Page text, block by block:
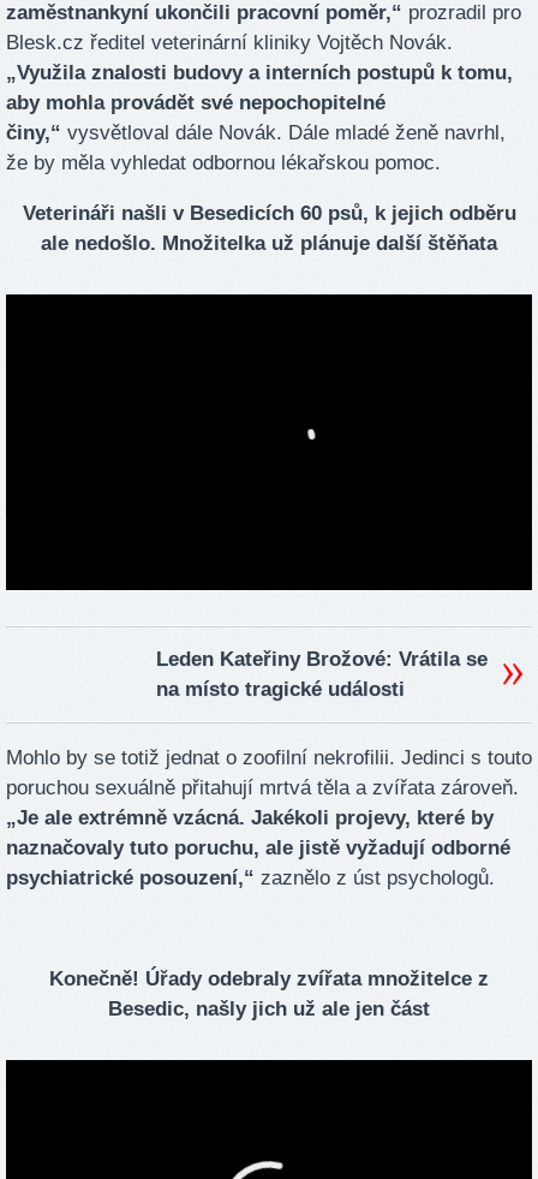
zaměstnankyní ukončili pracovní poměr,“ prozradil pro
Blesk.cz ředitel veterinární kliniky Vojtěch Novák.
„Využila znalosti budovy a interních postupů k tomu,
aby mohla provádět své nepochopitelné
činy,“ vysvětloval dále Novák. Dále mladé ženě navrhl,
že by měla vyhledat odbornou lékařskou pomoc.
Veterináři našli v Besedicích 60 psů, k jejich odběru
ale nedošlo. Množitelka už plánuje další štěňata
Leden Kateřiny Brožové: Vrátila se
na místo tragické události
Mohlo by se totiž jednat o zoofilní nekrofilii. Jedinci s touto
poruchou sexuálně přitahují mrtvá těla a zvířata zároveň.
„Je ale extrémně vzácná. Jakékoli projevy, které by
naznačovaly tuto poruchu, ale jistě vyžadují odborné
psychiatrické posouzení,“ zaznělo z úst psychologů.
Konečně! Úřady odebraly zvířata množitelce z
Besedic, našly jich už ale jen část